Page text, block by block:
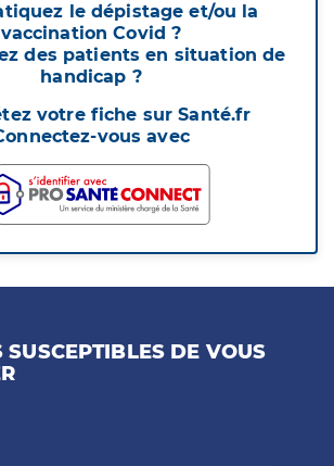
le dépistage et/ou la
vaccination Covid ?
des patients en situation de
handicap ?
votre fiche sur Santé.fr
vous avec
SUSCEPTIBLES DE VOUS